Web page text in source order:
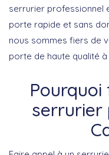
serrurier professionnel
porte rapide et sans
nous sommes fiers de
porte de haute qualité
serrurier